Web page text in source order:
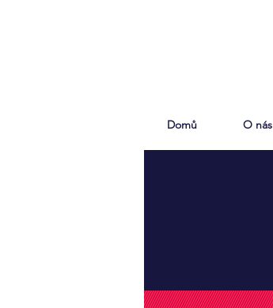
Domů O nás